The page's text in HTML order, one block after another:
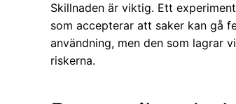
Skillnaden är viktig. Ett
som accepterar att saker kan gå
användning, men den som lagrar
riskerna.